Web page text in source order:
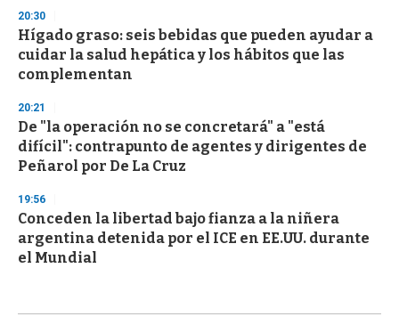
20:30
Hígado graso: seis bebidas que pueden ayudar a
cuidar la salud hepática y los hábitos que las
complementan
20:21
De "la operación no se concretará" a "está
difícil": contrapunto de agentes y dirigentes de
Peñarol por De La Cruz
19:56
Conceden la libertad bajo fianza a la niñera
argentina detenida por el ICE en EE.UU. durante
el Mundial